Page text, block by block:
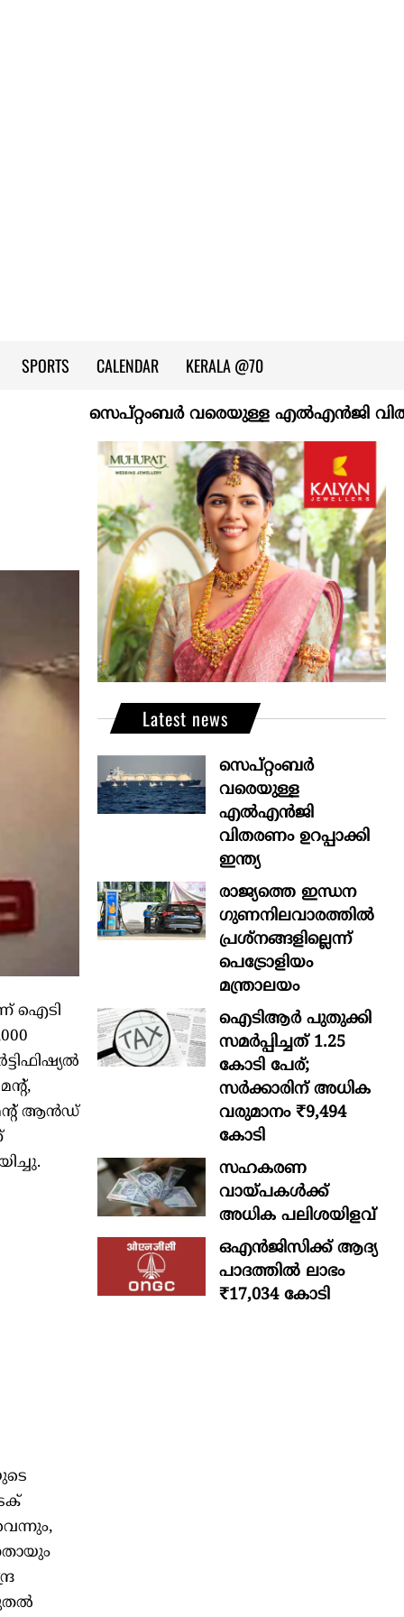
SPORTS CALENDAR KERALA @70
സെപ്റ്റംബർ വരെയുള്ള എൽഎൻജി വിതരണം
ഐടി
ആൻഡ്
Latest news
സെപ്റ്റംബർ
വരെയുള്ള
എൽഎൻജി
വിതരണം ഉറപ്പാക്കി
ഇന്ത്യ
രാജ്യത്തെ ഇന്ധന
ഗുണനിലവാരത്തില്‍
പ്രശ്‌നങ്ങളില്ലെന്ന്
പെട്രോളിയം
മന്ത്രാലയം
ഐടിആര്‍ പുതുക്കി
സമർപ്പിച്ചത് 1.25
കോടി പേര്;
സർക്കാരിന് അധിക
വരുമാനം ₹9,494
കോടി
സഹകരണ
വായ്പകള്‍ക്ക്
അധിക പലിശയിളവ്
ഒഎന്‍ജിസിക്ക് ആദ്യ
പാദത്തില്‍ ലാഭം
₹17,034 കോടി